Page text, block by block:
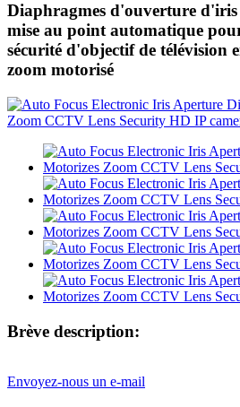
Diaphragmes d'ouverture d'iris
mise au point automatique
sécurité d'objectif de télévision
zoom motorisé
Brève description:
Envoyez-nous un e-mail